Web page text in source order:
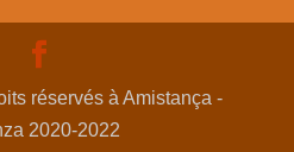
réservés à Amistança -
2020-2022